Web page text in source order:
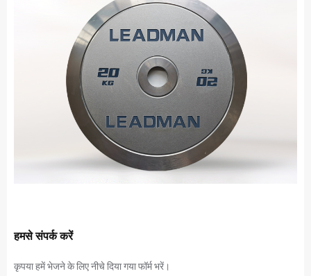
हमसे संपर्क करें
कृपया हमें भेजने के लिए नीचे दिया गया फॉर्म भरें।